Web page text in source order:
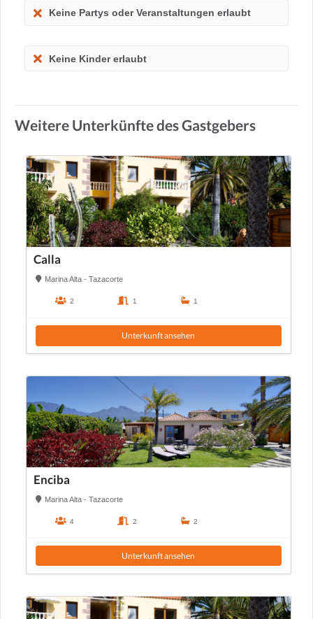
Keine Partys oder Veranstaltungen erlaubt
Keine Kinder erlaubt
Weitere Unterkünfte des Gastgebers
Calla
Marina Alta - Tazacorte
2 1 1
Unterkunft ansehen
Enciba
Marina Alta - Tazacorte
4 2 2
Unterkunft ansehen